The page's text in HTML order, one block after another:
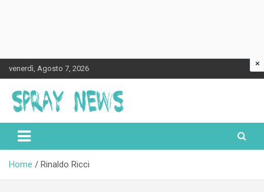
to
content
venerdì, Agosto 7, 2026
Spraynews.it
Home Rinaldo Ricci
×